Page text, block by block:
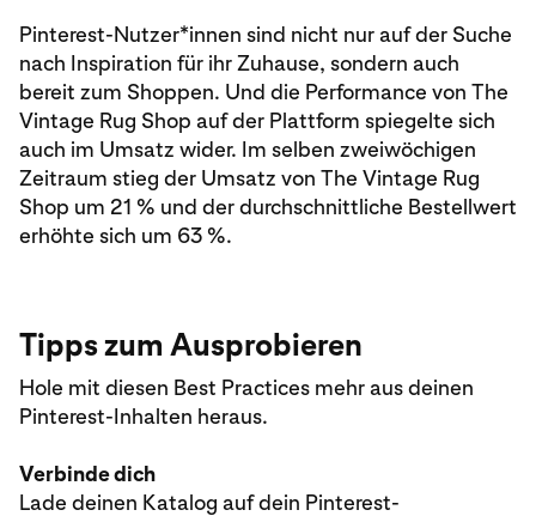
Pinterest-Nutzer*innen sind nicht nur auf der Suche
nach Inspiration für ihr Zuhause, sondern auch
bereit zum Shoppen. Und die Performance von The
Vintage Rug Shop auf der Plattform spiegelte sich
auch im Umsatz wider. Im selben zweiwöchigen
Zeitraum stieg der Umsatz von The Vintage Rug
Shop um 21 % und der durchschnittliche Bestellwert
erhöhte sich um 63 %.
Tipps zum Ausprobieren
Hole mit diesen Best Practices mehr aus deinen
Pinterest-Inhalten heraus.
Verbinde dich
Lade deinen Katalog auf dein Pinterest-